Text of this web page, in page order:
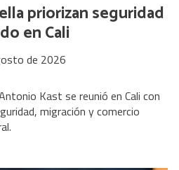
priorizan seguridad
en Cali
de 2026
Kast se reunió en Cali con
migración y comercio